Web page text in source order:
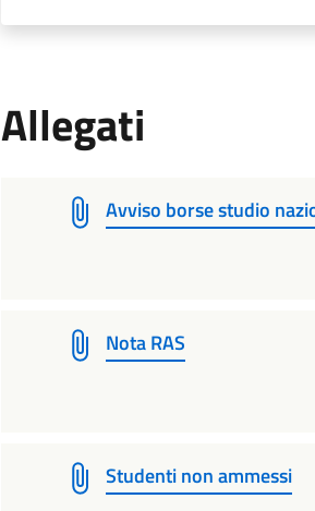
Allegati
Avviso borse studio
Nota RAS
Studenti non ammessi